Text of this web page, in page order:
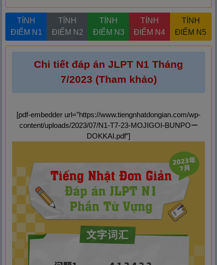
TÍNH
ĐIỂM N1
TÍNH
ĐIỂM N2
TÍNH
ĐIỂM N3
TÍNH
ĐIỂM N4
TÍNH
ĐIỂM N5
Chi tiết đáp án JLPT N1 Tháng
7/2023 (Tham khảo)
[pdf-embedder url=”https://www.tiengnhatdongian.com/wp-
content/uploads/2023/07/N1-T7-23-MOJIGOI-BUNPOー
DOKKAI.pdf”]